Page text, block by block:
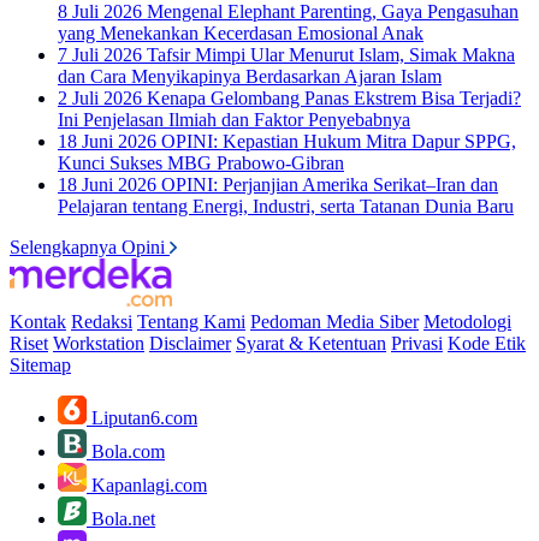
8 Juli 2026 Mengenal Elephant Parenting, Gaya Pengasuhan
yang Menekankan Kecerdasan Emosional Anak
7 Juli 2026 Tafsir Mimpi Ular Menurut Islam, Simak Makna
dan Cara Menyikapinya Berdasarkan Ajaran Islam
2 Juli 2026 Kenapa Gelombang Panas Ekstrem Bisa Terjadi?
Ini Penjelasan Ilmiah dan Faktor Penyebabnya
18 Juni 2026 OPINI: Kepastian Hukum Mitra Dapur SPPG,
Kunci Sukses MBG Prabowo-Gibran
18 Juni 2026 OPINI: Perjanjian Amerika Serikat–Iran dan
Pelajaran tentang Energi, Industri, serta Tatanan Dunia Baru
Selengkapnya Opini
Kontak Redaksi Tentang Kami Pedoman Media Siber Metodologi
Riset Workstation Disclaimer Syarat & Ketentuan Privasi Kode Etik
Sitemap
Liputan6.com
Bola.com
Kapanlagi.com
Bola.net